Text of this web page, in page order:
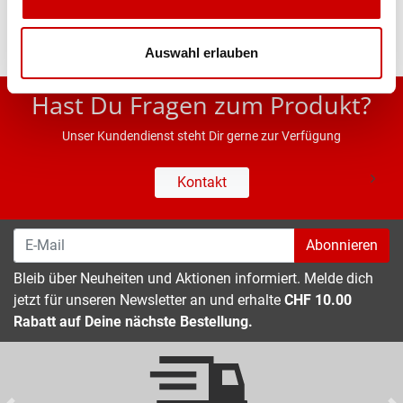
Auswahl erlauben
* UVP des Herstellers; Alle Preisangaben inkl. MwSt.
Hast Du Fragen zum Produkt?
Unser Kundendienst steht Dir gerne zur Verfügung
Kontakt
Abonnieren
Bleib über Neuheiten und Aktionen informiert. Melde dich
jetzt für unseren Newsletter an und erhalte CHF 10.00
Rabatt auf Deine nächste Bestellung.